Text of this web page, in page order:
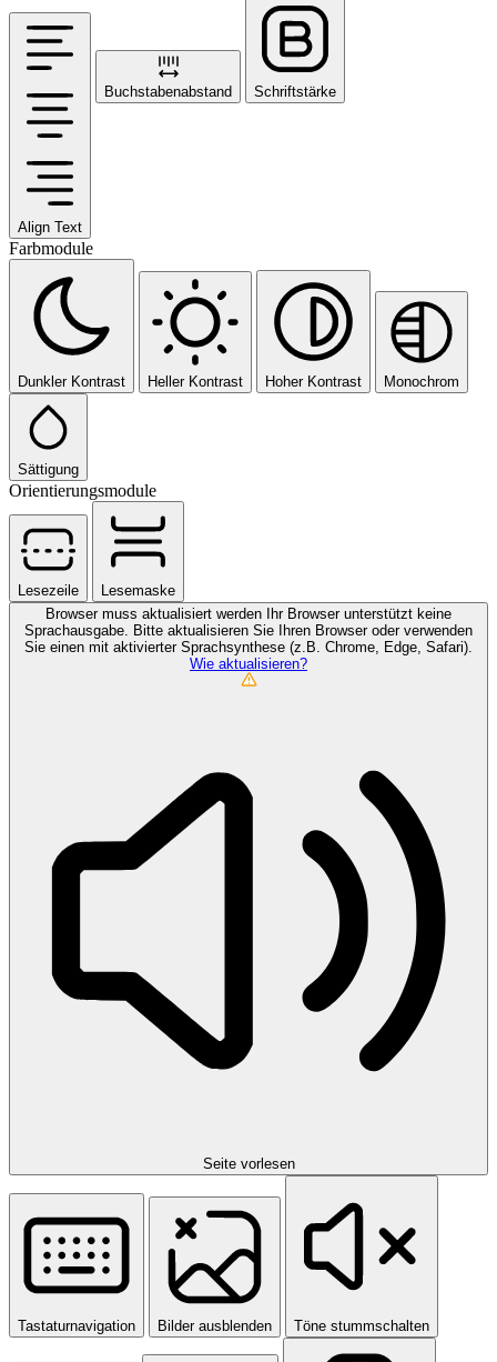
Align Text
Buchstabenabstand Schriftstärke
Farbmodule
Dunkler Kontrast Heller Kontrast Hoher Kontrast Monochrom
Sättigung
Orientierungsmodule
Lesezeile
Lesemaske
Browser muss aktualisiert werden Ihr Browser unterstützt keine
Sprachausgabe. Bitte aktualisieren Sie Ihren Browser oder verwenden
Sie einen mit aktivierter Sprachsynthese (z.B. Chrome, Edge, Safari).
Wie aktualisieren?
Seite vorlesen
Tastaturnavigation Bilder ausblenden Töne stummschalten